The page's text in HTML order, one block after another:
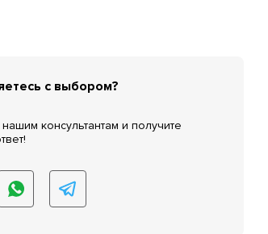
с выбором?
консультантам и получите